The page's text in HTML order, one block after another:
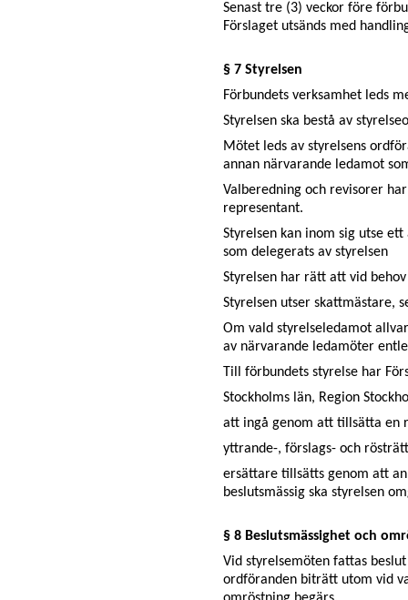
Senast tre (3) veckor före
Förslaget utsänds med
§ 7 Styrelsen
Förbundets verksamhet leds
Styrelsen ska bestå av
Mötet leds av styrelsens
annan närvarande ledamot
Valberedning och revisorer
representant.
Styrelsen kan inom sig utse
som delegerats av styrelsen
Styrelsen har rätt att vid
Styrelsen utser skattmästare,
Om vald styrelseledamot
av närvarande ledamöter
Till förbundets styrelse har
Stockholms län, Region
att ingå genom att tillsätta en
yttrande-, förslags- och
ersättare tillsätts genom att
beslutsmässig ska styrelsen
§ 8 Beslutsmässighet och
Vid styrelsemöten fattas
ordföranden biträtt utom vid